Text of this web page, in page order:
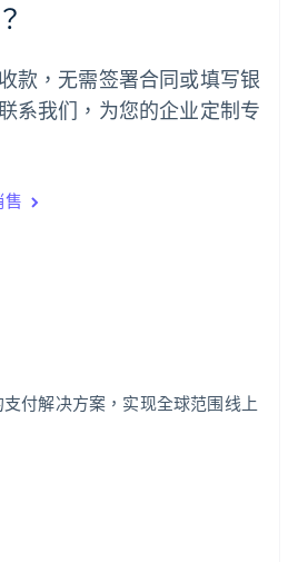
款，无需签署合同或填写银
系我们，为您的企业定制专
售
付解决方案，实现全球范围线上